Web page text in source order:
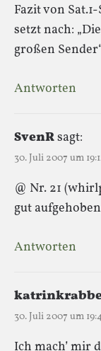
Fazit von
setzt nach:
großen
Antworten
SvenRsagt:
30. Juli 2007 um
@ Nr. 21
gut
Antworten
30. Juli 2007 um
Ich mach’ mir